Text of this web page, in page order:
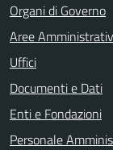
Organi di Governo
Aree
Uffici
Documenti e Dati
Enti e Fondazioni
Personale